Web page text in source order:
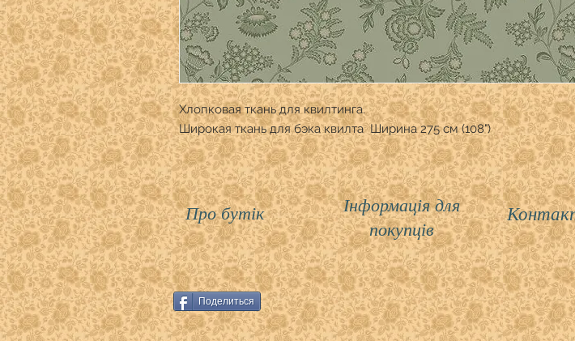
Хлопковая ткань для квилтинга.
Широкая ткань для бэка квилта Ширина 275 см (108")
Про бутік
Інформація для
покупців
Поделиться